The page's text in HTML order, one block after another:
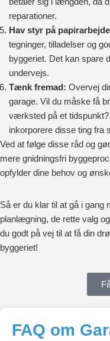
reparationer.
Hav styr på
tegninger, tilladelser og
byggeriet. Det kan spare
undervejs.
Tænk fremad: Overvej
garage. Vil du måske få
værksted på et
inkorporere disse ting fra
Ved at følge disse råd og
mere gnidningsfri
opfylder dine behov og
Så er du klar til at gå i gang
planlægning, de rette valg
du godt på vej til at få din
byggeriet!
FAQ om